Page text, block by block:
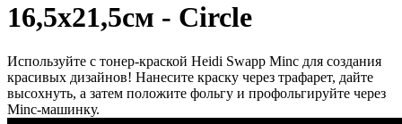
16,5х21,5см - Circle
Используйте с тонер-краской Heidi Swapp Minc для создания
красивых дизайнов! Нанесите краску через трафарет, дайте
высохнуть, а затем положите фольгу и профольгируйте через
Minc-машинку.